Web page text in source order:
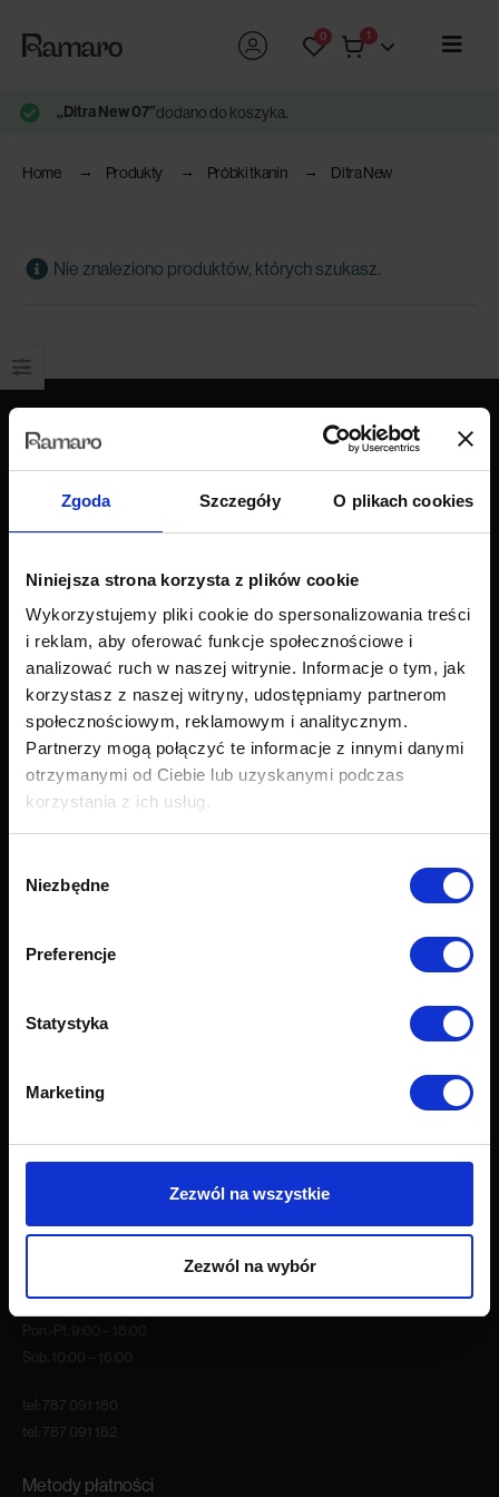
Zgoda Szczegóły O plikach cookies
Niniejsza strona korzysta z plików cookie
Wykorzystujemy pliki cookie do spersonalizowania treści
i reklam, aby oferować funkcje społecznościowe i
analizować ruch w naszej witrynie. Informacje o tym, jak
korzystasz z naszej witryny, udostępniamy partnerom
społecznościowym, reklamowym i analitycznym.
Partnerzy mogą połączyć te informacje z innymi danymi
otrzymanymi od Ciebie lub uzyskanymi podczas
korzystania z ich usług.
zgody
Niezbędne
Preferencje
Statystyka
Marketing
Zezwól na wszystkie
Zezwól na wybór
0 1
„Ditra New 07”dodano do koszyka.
Home Produkty Próbki tkanin Ditra New
Nie znaleziono produktów, których szukasz.
Produkty
Wszystkie produkty
Łóżka i materace
Krzesła i fotele
Stoły i stoliki
Akcesoria
Nowości
Obsługa klienta
Export
Formularz zwrotu
Raty Credit PayU
Grupy tkanin
O firmie
Kontakt
Pon.-Pt. 9:00 – 18:00
Sob. 10:00 – 16:00
tel: 787 091 180
tel: 787 091 182
Metody płatności